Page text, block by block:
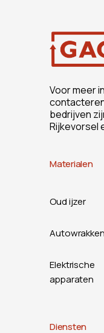
Voor meer
bedrijven
Rijkevorsel
Materialen
Oud ijzer
Autowrakken
Elektrische
apparaten
Diensten